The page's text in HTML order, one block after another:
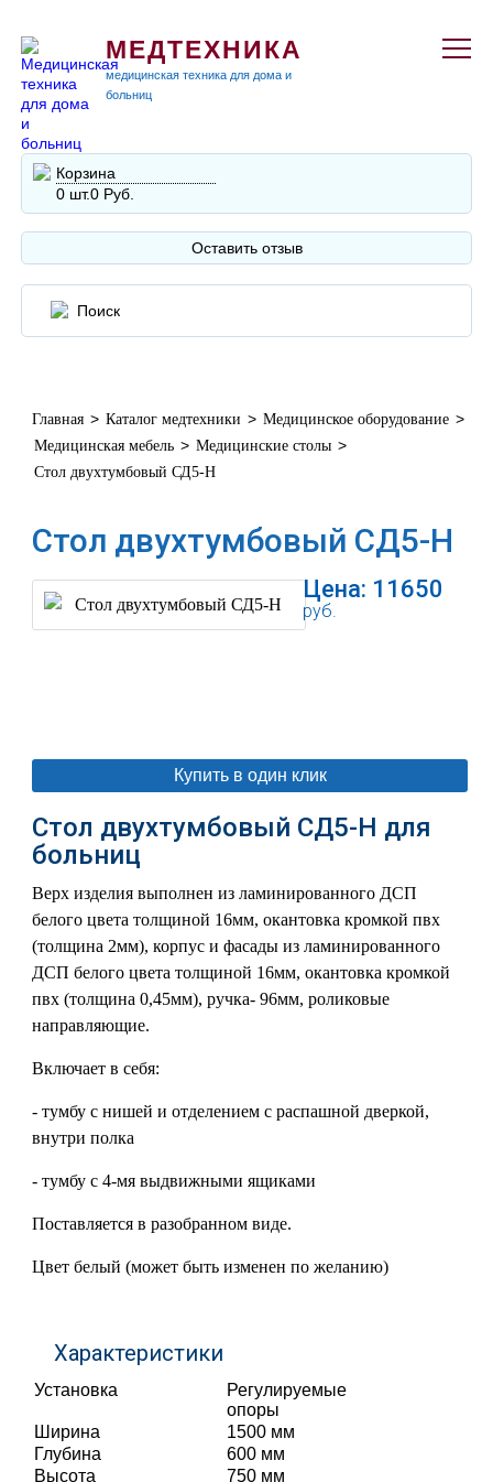
МЕДТЕХНИКА
медицинская техника для дома и
больниц
Корзина
0 шт.0 Руб.
Оставить отзыв
Главная > Каталог медтехники > Медицинское оборудование >
Медицинская мебель > Медицинские столы >
Стол двухтумбовый СД5-Н
Стол двухтумбовый СД5-Н
Цена: 11650
руб.
Купить в один клик
Стол двухтумбовый СД5-Н для
больниц
Верх изделия выполнен из ламинированного ДСП
белого цвета толщиной 16мм, окантовка кромкой пвх
(толщина 2мм), корпус и фасады из ламинированного
ДСП белого цвета толщиной 16мм, окантовка кромкой
пвх (толщина 0,45мм), ручка- 96мм, роликовые
направляющие.
Включает в себя:
- тумбу с нишей и отделением с распашной дверкой,
внутри полка
- тумбу с 4-мя выдвижными ящиками
Поставляется в разобранном виде.
Цвет белый (может быть изменен по желанию)
Характеристики
Установка
Регулируемые
опоры
Ширина
1500 мм
Глубина
600 мм
Высота
750 мм